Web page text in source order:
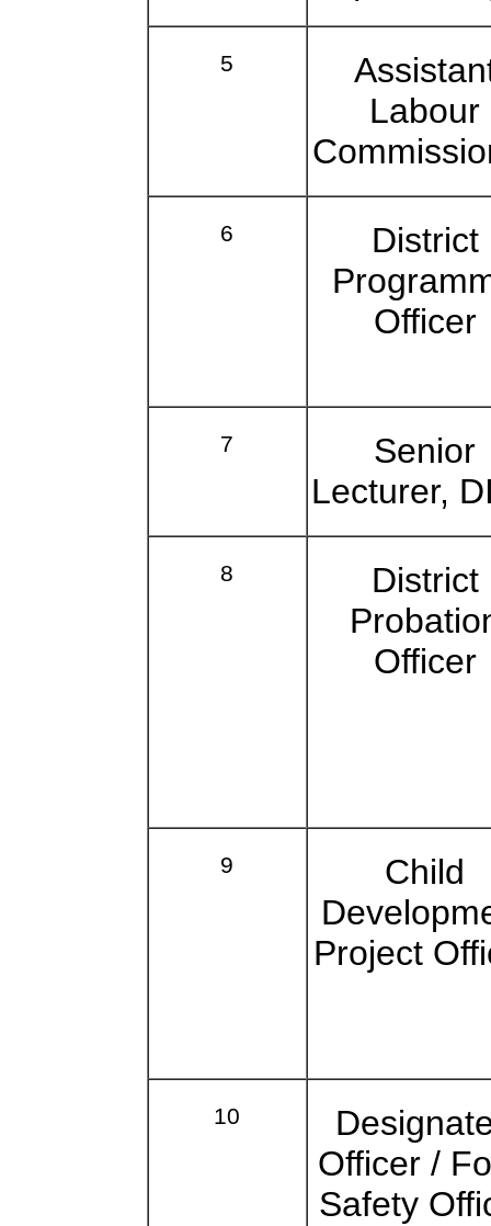
5
Labour
6
District
Officer
7
Senior
Lecturer,
8
District
Officer
9
Child
Project
10
Officer /
Safety